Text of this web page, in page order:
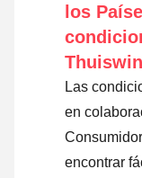
los
Las
en
encontrar